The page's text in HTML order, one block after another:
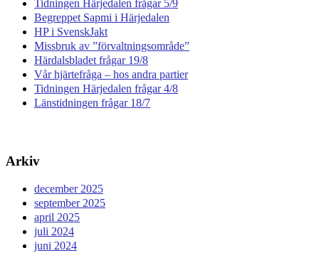
Tidningen Härjedalen frågar 5/9
Begreppet Sapmi i Härjedalen
HP i SvenskJakt
Missbruk av ”förvaltningsområde”
Härdalsbladet frågar 19/8
Vår hjärtefråga – hos andra partier
Tidningen Härjedalen frågar 4/8
Länstidningen frågar 18/7
Arkiv
december 2025
september 2025
april 2025
juli 2024
juni 2024